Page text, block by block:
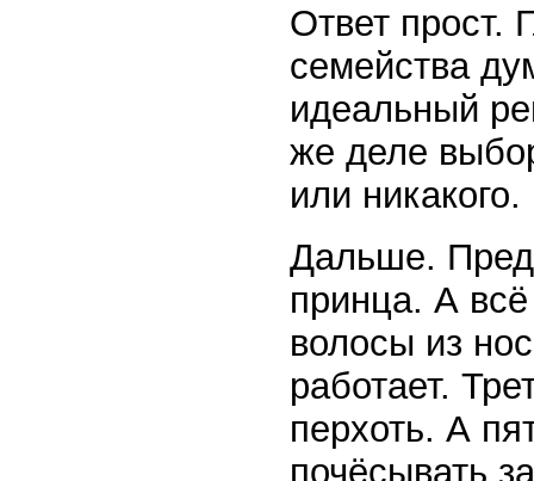
Ответ прост.
семейства
идеальный
же деле
или
Дальше.
принца. А
волосы из
работает.
перхоть. А
почёсывать